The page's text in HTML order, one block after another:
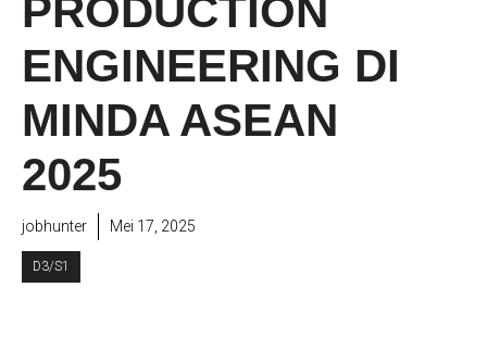
PRODUCTION
ENGINEERING DI
MINDA ASEAN
2025
jobhunter Mei 17, 2025
D3/S1